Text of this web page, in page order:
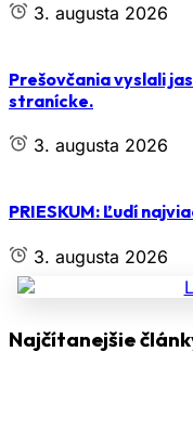
3. augusta 2026
Prešovčania vyslali
stranícke.
3. augusta 2026
PRIESKUM: Ľudí
3. augusta 2026
Najčítanejšie